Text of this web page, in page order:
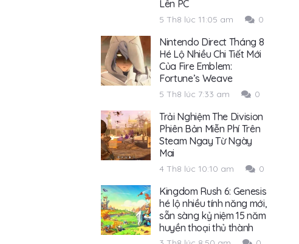
Lên PC
5 Th8 lúc 11:05 am 0
Nintendo Direct Tháng 8
Hé Lộ Nhiều Chi Tiết Mới
Của Fire Emblem:
Fortune’s Weave
5 Th8 lúc 7:33 am 0
Trải Nghiệm The Division
Phiên Bản Miễn Phí Trên
Steam Ngay Từ Ngày
Mai
4 Th8 lúc 10:10 am 0
Kingdom Rush 6: Genesis
hé lộ nhiều tính năng mới,
sẵn sàng kỷ niệm 15 năm
huyền thoại thủ thành